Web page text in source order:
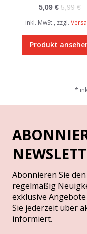
5,09 € 5,99 €
inkl. MwSt., zzgl.
Produkt
*
Abonnieren Sie
regelmäßig
exklusive
Sie jederzeit über
informiert.